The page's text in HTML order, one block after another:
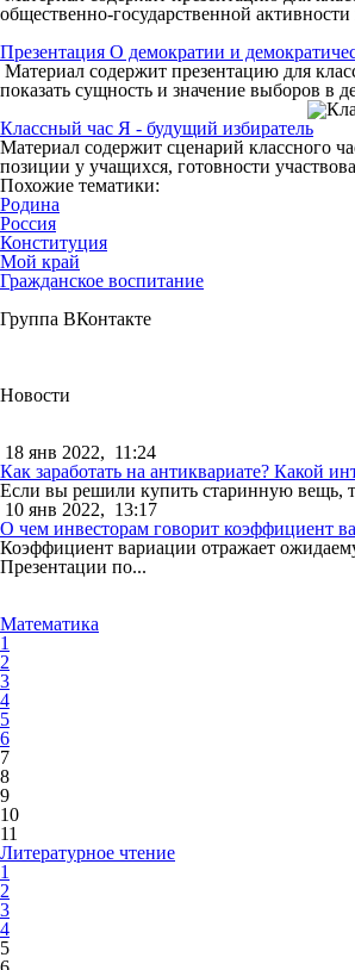
общественно-государственной
Презентация О демократии и
Материал содержит презентацию для
показать сущность и значение выборов в
Классный час Я - будущий избиратель
Материал содержит сценарий классного
позиции у учащихся, готовности
Похожие тематики:
Родина
Россия
Конституция
Мой край
Гражданское воспитание
Группа ВКонтакте
Новости
18 янв 2022, 11:24
Как заработать на антиквариате? Какой
Если вы решили купить старинную вещь,
10 янв 2022, 13:17
О чем инвесторам говорит коэффициент
Коэффициент вариации отражает
Презентации по...
Математика
1
2
3
4
5
6
7
8
9
10
11
Литературное чтение
1
2
3
4
5